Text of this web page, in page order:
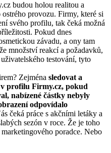
budou holou realitou a
provozu. Firmy, které si
svého profilu, tak čeká možná
Pokud dnes
závadu, a ony tam
množství reakcí a požadavků,
testování, tyto
Zejména sledovat a
profilu Firmy.cz, pokud
nabízené částky nebyly
odpovídalo
čeká práce s akčními letáky a
sezón v roce. Že je toho
poradce. Nebo